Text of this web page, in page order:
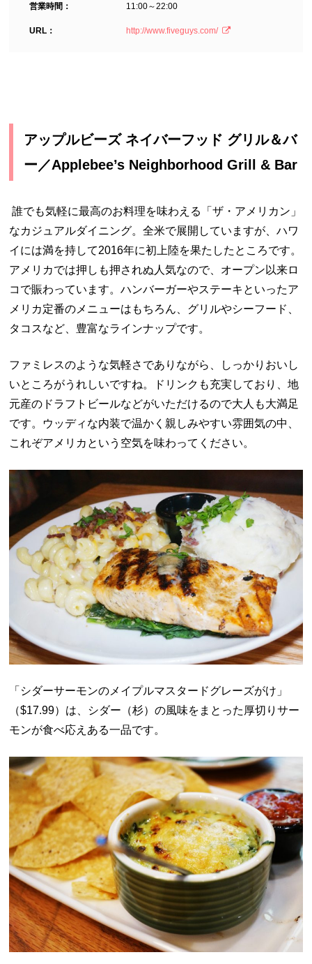
営業時間： 11:00～22:00
URL： http://www.fiveguys.com/
アップルビーズ ネイバーフッド グリル＆バ
ー／Applebee’s Neighborhood Grill & Bar
誰でも気軽に最高のお料理を味わえる「ザ・アメリカン」
なカジュアルダイニング。全米で展開していますが、ハワ
イには満を持して2016年に初上陸を果たしたところです。
アメリカでは押しも押されぬ人気なので、オープン以来ロ
コで賑わっています。ハンバーガーやステーキといったア
メリカ定番のメニューはもちろん、グリルやシーフード、
タコスなど、豊富なラインナップです。
ファミレスのような気軽さでありながら、しっかりおいし
いところがうれしいですね。ドリンクも充実しており、地
元産のドラフトビールなどがいただけるので大人も大満足
です。 ウッディな内装で温かく親しみやすい雰囲気の中、
これぞアメリカという空気を味わってください。
「シダーサーモンのメイプルマスタードグレーズがけ」
（$17.99）は、シダー（杉）の風味をまとった厚切りサー
モンが食べ応えある一品です。